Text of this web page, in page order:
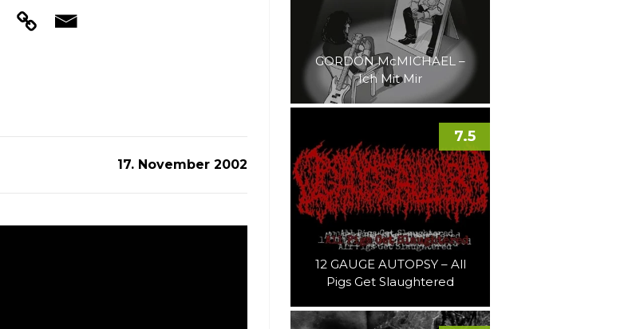
17. November 2002
GORDON McMICHAEL –
Ich Mit Mir
12 GAUGE AUTOPSY – All
Pigs Get Slaughtered
7.5